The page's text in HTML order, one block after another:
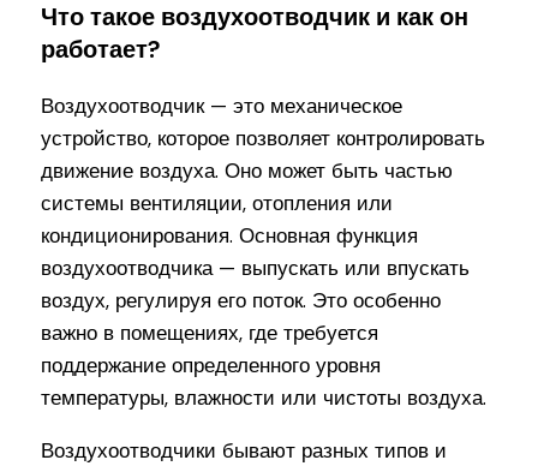
Что такое воздухоотводчик и как он
работает?
Воздухоотводчик — это механическое
устройство, которое позволяет контролировать
движение воздуха. Оно может быть частью
системы вентиляции, отопления или
кондиционирования. Основная функция
воздухоотводчика — выпускать или впускать
воздух, регулируя его поток. Это особенно
важно в помещениях, где требуется
поддержание определенного уровня
температуры, влажности или чистоты воздуха.
Воздухоотводчики бывают разных типов и